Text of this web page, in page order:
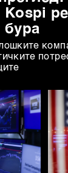
Коspi
бура